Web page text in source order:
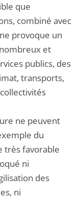
que
combiné avec
provoque un
et
publics, des
transports,
ne peuvent
du
très favorable
ni
des
ni